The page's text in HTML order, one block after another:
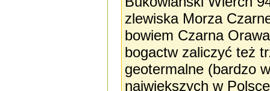
zlewiska Morza
bowiem Czarna
bogactw zaliczyć też
geotermalne (bardzo
największych w